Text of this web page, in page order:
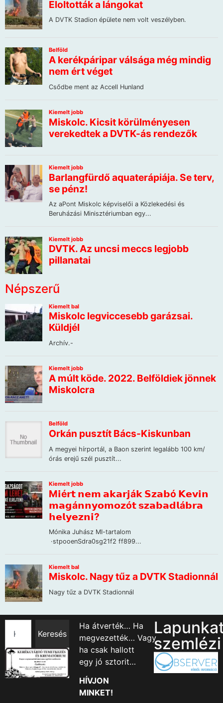
Népszerű
Keresés
Ha átverték… Ha
megvezették… Vagy
ha csak hallott
egy jó sztorit…
HÍVJON
MINKET!
szemlézi